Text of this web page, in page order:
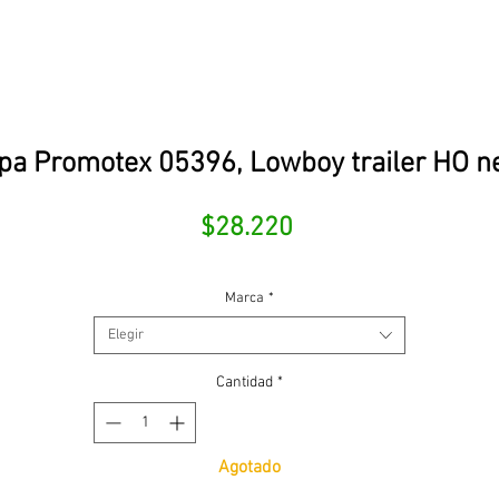
Promotex 05396, Lowboy trailer HO
$28.220
Marca *
Elegir
Cantidad *
Agotado